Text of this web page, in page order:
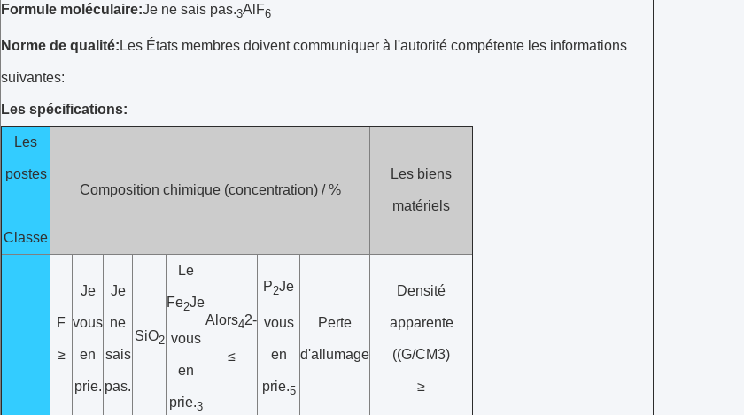
Formule moléculaire:Je ne sais pas.3AlF6
Norme de qualité: Les États membres doivent communiquer à l'autorité compétente les informations
suivantes:
Les spécifications:
Les
postes
Classe
Composition chimique (concentration) / %
Les biens
matériels
F
≥
Je
vous
en
prie.
Je
ne
sais
pas.
SiO2
Le
Fe2Je
vous
en
prie.3
Alors42-
≤
P2Je
vous
en
prie.5
Perte
d'allumage
Densité
apparente
((G/CM3)
≥